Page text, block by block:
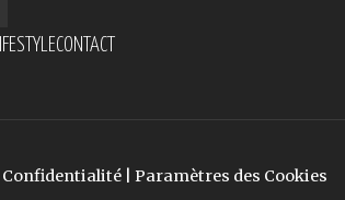
LIFESTYLECONTACT
Confidentialité Paramètres des Cookies